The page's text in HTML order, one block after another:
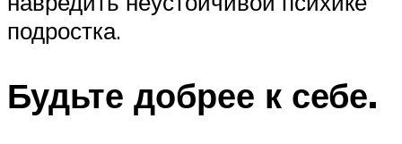
подростка.
Будьте добрее к себе.